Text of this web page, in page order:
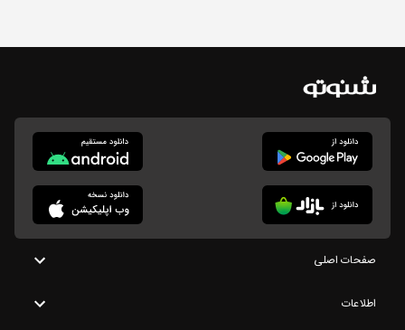
صفحات اصلی
اطلاعات